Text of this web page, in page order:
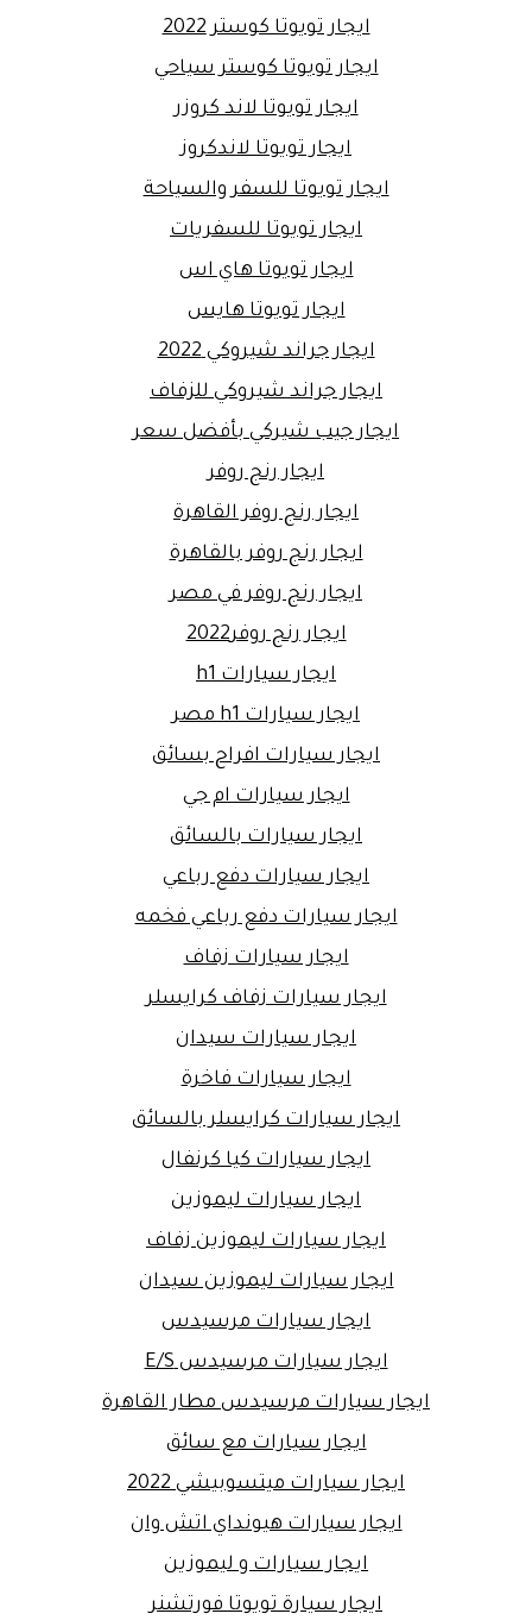
ايجار تويوتا كوستر 2022
ايجار تويوتا كوستر سياحي
ايجار تويوتا لاند كروزر
ايجار تويوتا لاندكروز
ايجار تويوتا للسفر والسياحة
ايجار تويوتا للسفريات
ايجار تويوتا هاي اس
ايجار تويوتا هايس
ايجار جراند شيروكي 2022
ايجار جراند شيروكي للزفاف
ايجار جيب شيركي بأفضل سعر
ايجار رنج روفر
ايجار رنج روفر القاهرة
ايجار رنج روفر بالقاهرة
ايجار رنج روفر في مصر
ايجار رنج روفر2022
ايجار سيارات h1
ايجار سيارات h1 مصر
ايجار سيارات افراح بسائق
ايجار سيارات ام جي
ايجار سيارات بالسائق
ايجار سيارات دفع رباعي
ايجار سيارات دفع رباعي فخمه
ايجار سيارات زفاف
ايجار سيارات زفاف كرايسلر
ايجار سيارات سيدان
ايجار سيارات فاخرة
ايجار سيارات كرايسلر بالسائق
ايجار سيارات كيا كرنفال
ايجار سيارات ليموزين
ايجار سيارات ليموزين زفاف
ايجار سيارات ليموزين سيدان
ايجار سيارات مرسيدس
ايجار سيارات مرسيدس E/S
ايجار سيارات مرسيدس مطار القاهرة
ايجار سيارات مع سائق
ايجار سيارات ميتسوبيشي 2022
ايجار سيارات هيونداي اتش وان
ايجار سيارات و ليموزين
ايجار سيارة تويوتا فورتشنر